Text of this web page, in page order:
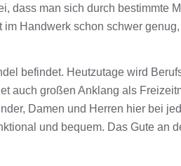
dass man sich durch bestimmte
Handwerk schon schwer
befindet. Heutzutage wird
auch großen Anklang als
Damen und Herren hier bei
und bequem. Das Gute an